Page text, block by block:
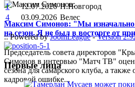
Максим Симонов: "Мы изначально
на сезон. Я не был в восторге от
Председатель совета директоров
Симонов в интервью "Матч ТВ"
сезона для самарского клуба, а также
кадровой ошибке...
1
12.07.2026 Н.Новгород
4
03.09.2026 Велес
:: Powered byJoomLeague-Version
Первые лица